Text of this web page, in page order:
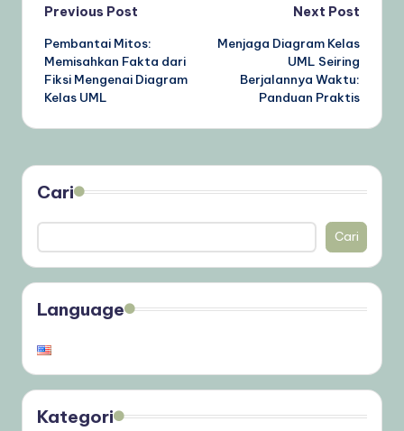
Post
navigation
Previous Post
Pembantai Mitos:
Memisahkan Fakta dari
Fiksi Mengenai Diagram
Kelas UML
Next Post
Menjaga Diagram Kelas
UML Seiring
Berjalannya Waktu:
Panduan Praktis
Cari
Cari
Language
Kategori